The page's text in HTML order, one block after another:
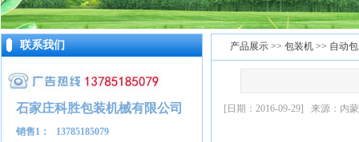
联系我们
石家庄科胜包装机械有限公司
销售1：
13785185079
产品展示 >> 包装机 >> 自动
[日期：2016-09-29] 来源：内